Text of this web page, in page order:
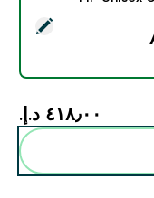
٤١٨٫٠٠ د.إ.‏‎